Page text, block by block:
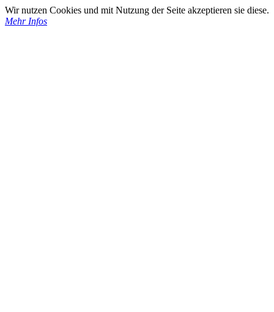
Wir nutzen Cookies und mit Nutzung der Seite akzeptieren sie diese.
Mehr Infos